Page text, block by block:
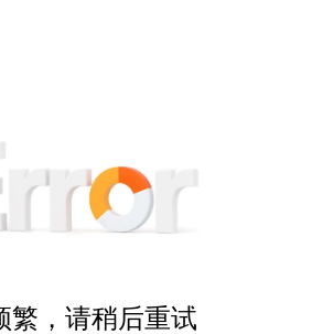
繁，请稍后重试